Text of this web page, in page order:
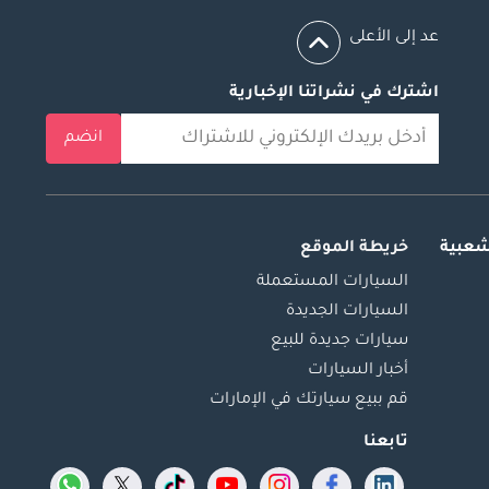
عد إلى الأعلى
اشترك في نشراتنا الإخبارية
انضم
خريطة الموقع
السيارات المستعملة
السيارات الجديدة
سيارات جديدة للبيع
أخبار السيارات
قم ببيع سيارتك في الإمارات
تابعنا